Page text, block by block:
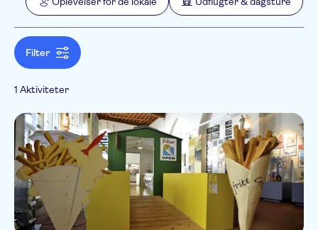
NO-PICKUP
Øjeblikkelig bekræftelse
Oplevelser for de lokale
Mad & drikke
Aktivitetssprog
English
French
Dutch
Filter
1 Aktiviteter